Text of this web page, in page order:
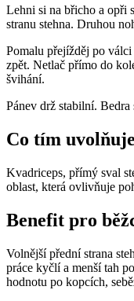
Lehni si na břicho a opři
stranu stehna. Druhou
Pomalu přejížděj po válci
zpět. Netlač přímo do
švihání.
Pánev drž stabilní. Bedra
Co tím
Kvadriceps, přímý sval
oblast, která ovlivňuje
Benefit pro
Volnější přední strana
práce kyčlí a menší tah
hodnotu po kopcích,